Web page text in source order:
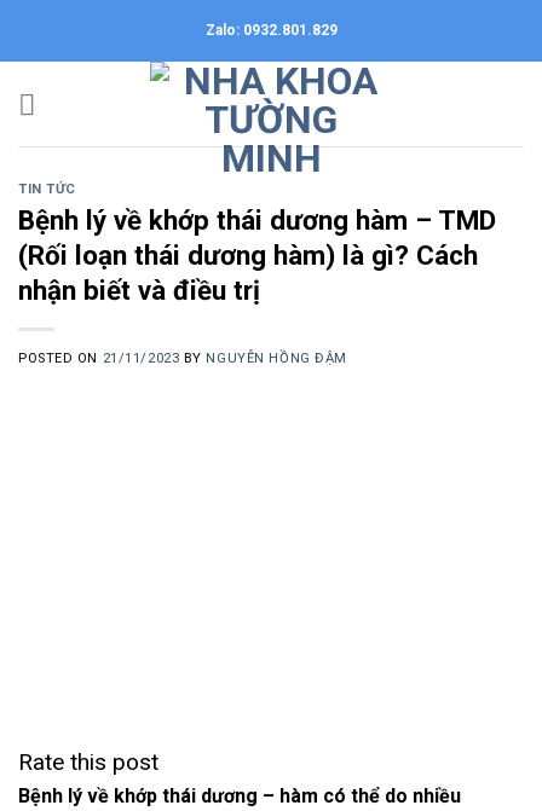
Zalo: 0932.801.829
TIN TỨC
Bệnh lý về khớp thái dương hàm – TMD
(Rối loạn thái dương hàm) là gì? Cách
nhận biết và điều trị
POSTED ON 21/11/2023 BY NGUYỄN HỒNG ĐẬM
Rate this post
Bệnh lý về khớp thái dương – hàm có thể do nhiều